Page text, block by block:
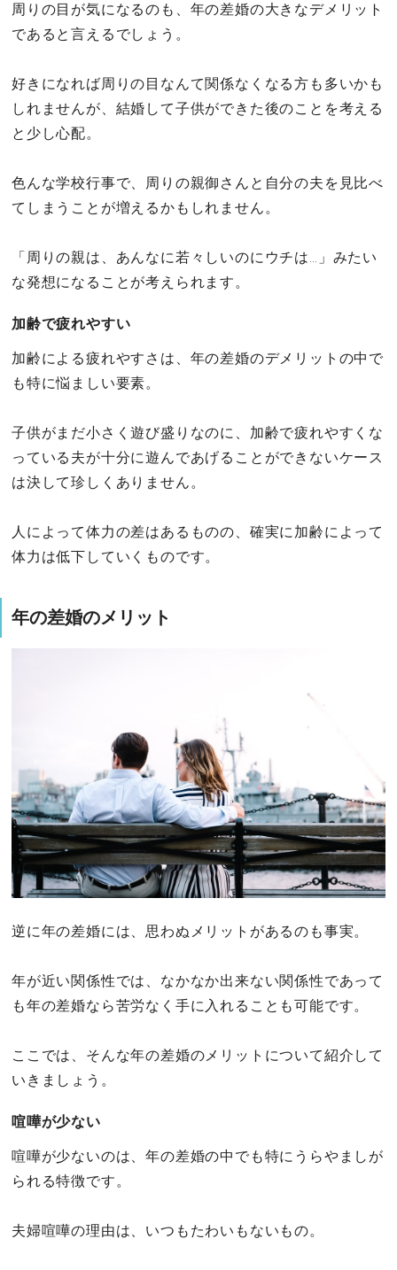
周りの目が気になるのも、年の差婚の大きなデメリット
であると言えるでしょう。
好きになれば周りの目なんて関係なくなる方も多いかも
しれませんが、結婚して子供ができた後のことを考える
と少し心配。
色んな学校行事で、周りの親御さんと自分の夫を見比べ
てしまうことが増えるかもしれません。
「周りの親は、あんなに若々しいのにウチは…」みたい
な発想になることが考えられます。
加齢で疲れやすい
加齢による疲れやすさは、年の差婚のデメリットの中で
も特に悩ましい要素。
子供がまだ小さく遊び盛りなのに、加齢で疲れやすくな
っている夫が十分に遊んであげることができないケース
は決して珍しくありません。
人によって体力の差はあるものの、確実に加齢によって
体力は低下していくものです。
年の差婚のメリット
逆に年の差婚には、思わぬメリットがあるのも事実。
年が近い関係性では、なかなか出来ない関係性であって
も年の差婚なら苦労なく手に入れることも可能です。
ここでは、そんな年の差婚のメリットについて紹介して
いきましょう。
喧嘩が少ない
喧嘩が少ないのは、年の差婚の中でも特にうらやましが
られる特徴です。
夫婦喧嘩の理由は、いつもたわいもないもの。